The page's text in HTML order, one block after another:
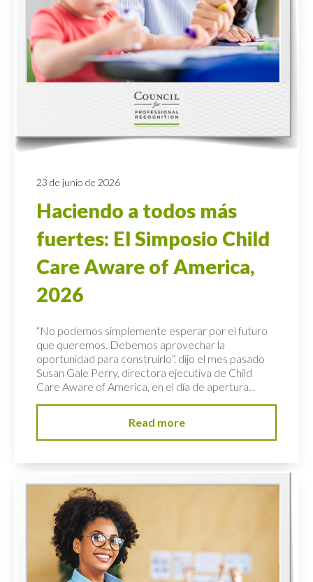
23 de junio de 2026
Haciendo a todos más
fuertes: El Simposio Child
Care Aware of America,
2026
“No podemos simplemente esperar por el futuro
que queremos. Debemos aprovechar la
oportunidad para construirlo”, dijo el mes pasado
Susan Gale Perry, directora ejecutiva de Child
Care Aware of America, en el día de apertura...
Read more